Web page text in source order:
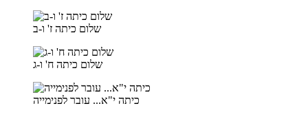
שלום כיתה ז' ו-ב
שלום כיתה ח' ו-ג
כיתה י"א... עובר לפנימייה